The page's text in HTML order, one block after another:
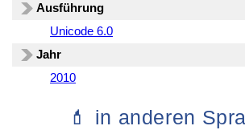
Ausführung
Unicode 6.0
Jahr
2010
💄 in anderen